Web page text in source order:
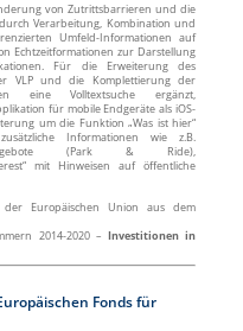
von Zutrittsbarrieren und die
Verarbeitung, Kombination und
Umfeld-Informationen auf
Echtzeitformationen zur Darstellung
Für die Erweiterung des
VLP und die Komplettierung der
eine Volltextsuche ergänzt,
für mobile Endgeräte als iOS-
um die Funktion „Was ist hier“
Informationen wie z.B.
(Park & Ride),
mit Hinweisen auf öffentliche
Europäischen Union aus dem
2014-2020 – Investitionen in
Fonds für